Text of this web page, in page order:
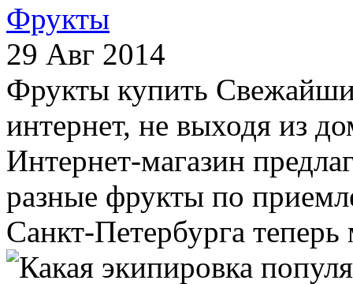
Фрукты
29 Авг 2014
Фрукты купить
интернет, не выходя из
Интернет-магазин
разные фрукты по
Санкт-Петербурга